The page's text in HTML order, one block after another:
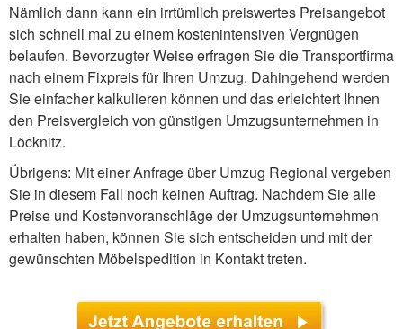
Nämlich dann kann ein irrtümlich preiswertes Preisangebot
sich schnell mal zu einem kostenintensiven Vergnügen
belaufen. Bevorzugter Weise erfragen Sie die Transportfirma
nach einem Fixpreis für Ihren Umzug. Dahingehend werden
Sie einfacher kalkulieren können und das erleichtert Ihnen
den Preisvergleich von günstigen Umzugsunternehmen in
Löcknitz.
Übrigens: Mit einer Anfrage über Umzug Regional vergeben
Sie in diesem Fall noch keinen Auftrag. Nachdem Sie alle
Preise und Kostenvoranschläge der Umzugsunternehmen
erhalten haben, können Sie sich entscheiden und mit der
gewünschten Möbelspedition in Kontakt treten.